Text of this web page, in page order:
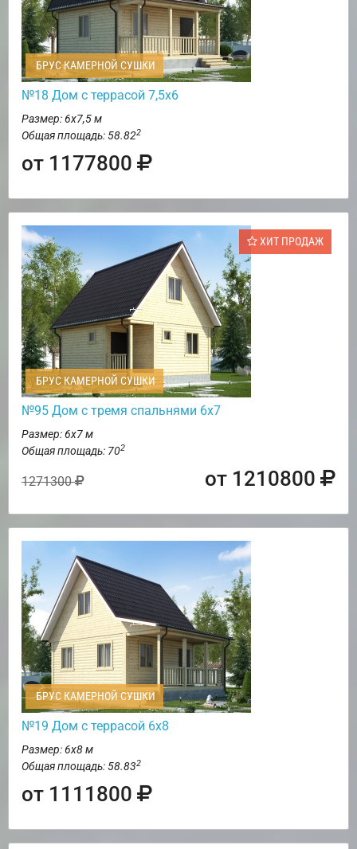
БРУС КАМЕРНОЙ СУШКИ
№18 Дом с террасой 7,5х6
Размер: 6х7,5 м
Общая площадь: 58.822
от 1177800
ХИТ ПРОДАЖ
БРУС КАМЕРНОЙ СУШКИ
№95 Дом с тремя спальнями 6х7
Размер: 6х7 м
Общая площадь: 702
1271300 от 1210800
БРУС КАМЕРНОЙ СУШКИ
№19 Дом с террасой 6х8
Размер: 6х8 м
Общая площадь: 58.832
от 1111800